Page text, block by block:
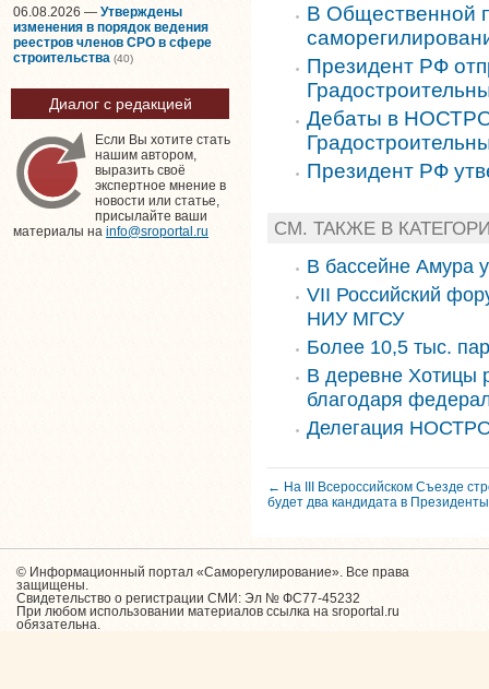
06.08.2026 — Утверждены
изменения в порядок ведения
реестров членов СРО в сфере
строительства (40)
Диалог с редакцией
Если Вы хотите стать
нашим автором,
выразить своё
экспертное мнение в
новости или статье,
присылайте ваши
материалы на info@sroportal.ru
В Общественной
Президент РФ
Дебаты в
Президент РФ
СМ. ТАКЖЕ В
В бассейне Амура
VII Российский
НИУ МГСУ
Более 10,5 тыс.
В деревне Хотицы
благодаря
Делегация
← На III Всероссийском Съезде
будет два кандидата в Президенты
© Информационный портал «Саморегулирование». Все права
защищены.
Свидетельство о регистрации СМИ: Эл № ФС77-45232
При любом использовании материалов ссылка на sroportal.ru
обязательна.